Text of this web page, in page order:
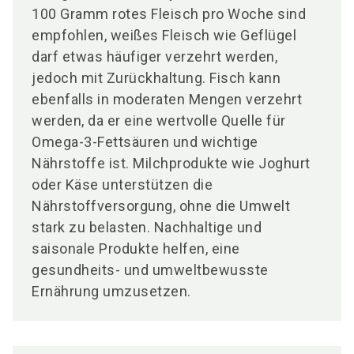
100 Gramm rotes Fleisch pro Woche sind
empfohlen, weißes Fleisch wie Geflügel
darf etwas häufiger verzehrt werden,
jedoch mit Zurückhaltung. Fisch kann
ebenfalls in moderaten Mengen verzehrt
werden, da er eine wertvolle Quelle für
Omega-3-Fettsäuren und wichtige
Nährstoffe ist. Milchprodukte wie Joghurt
oder Käse unterstützen die
Nährstoffversorgung, ohne die Umwelt
stark zu belasten. Nachhaltige und
saisonale Produkte helfen, eine
gesundheits- und umweltbewusste
Ernährung umzusetzen.